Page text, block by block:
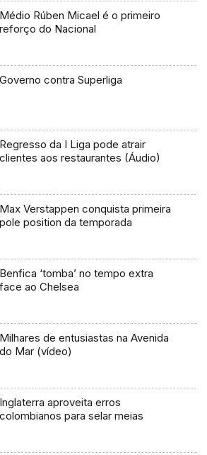
Médio Rúben Micael é o primeiro
reforço do Nacional
Governo contra Superliga
Regresso da I Liga pode atrair
clientes aos restaurantes (Áudio)
Max Verstappen conquista primeira
pole position da temporada
Benfica ‘tomba’ no tempo extra
face ao Chelsea
Milhares de entusiastas na Avenida
do Mar (vídeo)
Inglaterra aproveita erros
colombianos para selar meias